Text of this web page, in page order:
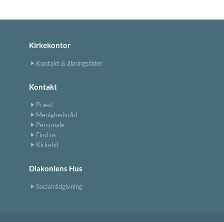
Kirkekontor
Kontakt & åbningstider
Kontakt
Præst
Menighedsråd
Personale
Find os
Kirkebil
Diakoniens Hus
Socialrådgivning